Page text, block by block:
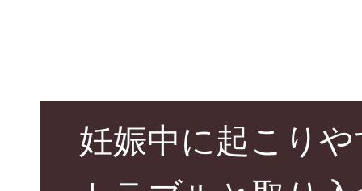
妊娠中に起こり